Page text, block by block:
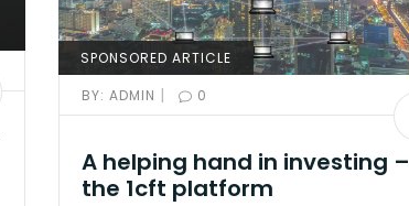
SPONSORED ARTICLE
BY: ADMIN | 0
A helping hand in investing –
the 1cft platform